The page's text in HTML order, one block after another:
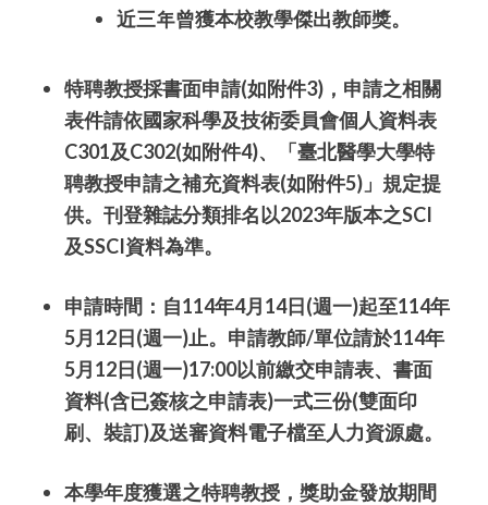
近三年曾獲本校教學傑出教師獎。
特聘教授採書面申請(如附件3)，申請之相關
表件請依國家科學及技術委員會個人資料表
C301及C302(如附件4)、「臺北醫學大學特
聘教授申請之補充資料表(如附件5)」規定提
供。 刊登雜誌分類排名以2023年版本之SCI
及SSCI資料為準。
申請時間： 自114年4月14日(週一)起至114年
5月12日(週一)止。 申請教師/單位請於114年
5月12日(週一)17:00以前繳交申請表、書面
資料(含已簽核之申請表)一式三份(雙面印
刷、裝訂)及送審資料電子檔至人力資源處。
本學年度獲選之特聘教授，獎助金發放期間